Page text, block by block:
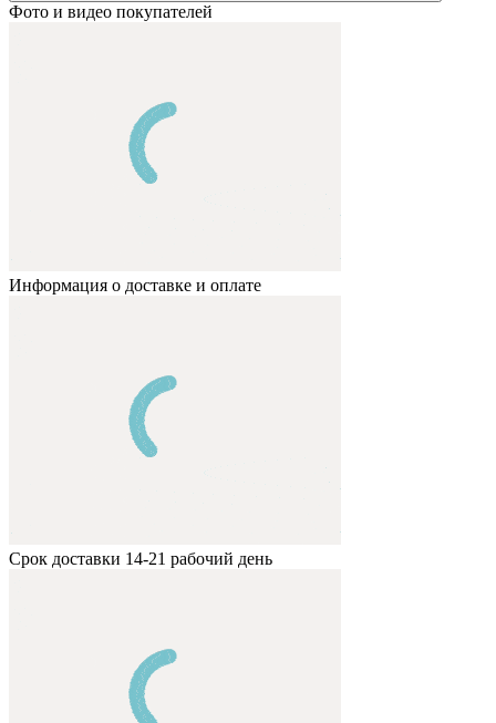
Фото и видео покупателей
Информация о доставке и оплате
Срок доставки 14-21 рабочий день